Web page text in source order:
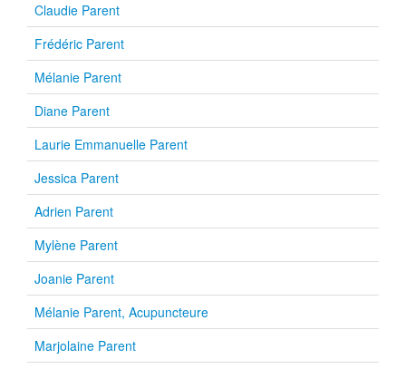
Claudie Parent
Frédéric Parent
Mélanie Parent
Diane Parent
Laurie Emmanuelle Parent
Jessica Parent
Adrien Parent
Mylène Parent
Joanie Parent
Mélanie Parent, Acupuncteure
Marjolaine Parent